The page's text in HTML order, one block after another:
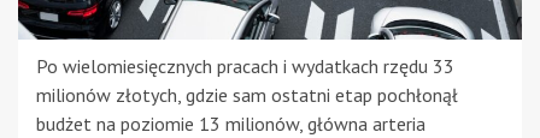
Po wielomiesięcznych pracach i wydatkach rzędu 33
milionów złotych, gdzie sam ostatni etap pochłonął
budżet na poziomie 13 milionów, główna arteria